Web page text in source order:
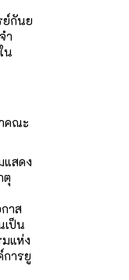
ย์กันย
ำ
น
คณะ
สดง
ตุ
าส
เป็น
แห่ง
การยู